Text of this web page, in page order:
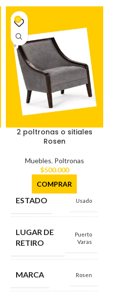
2 poltronas o sitiales
Rosen
Muebles, Poltronas
$500.000
COMPRAR
ESTADO Usado
LUGAR DE
RETIRO
Puerto
Varas
MARCA Rosen
0